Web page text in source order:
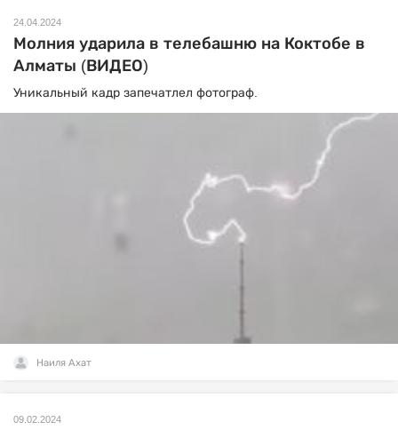
24.04.2024
Молния ударила в телебашню на Коктобе в
Алматы (ВИДЕО)
Уникальный кадр запечатлел фотограф.
Наиля Ахат
09.02.2024